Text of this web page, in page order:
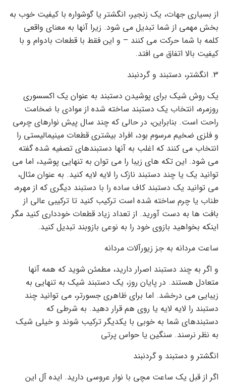
از بسیاری جهات، یک زنجیر، انگشتر یا گوشواره با کیفیت خوب به
بخش مهمی از شما تبدیل می شود. زیرا آنها به معنای واقعی
کلمه با شما حرکت می کنند – و این فقط با قطعات بادوام و با
کیفیت بالا اتفاق می افتد.
3. انگشتر، دستبند و گردنبند
یک روش شیک برای پوشیدن دستبند به عنوان یک اکسسوری
روزمره، انتخاب یک دستبند ساخته شده از موادی با ضخامت
راحت است. بنابراین، در حالی که چند سال پیش نوارهای چرمی
و فلزی ضخیم مرسوم بود، افراد بیشتری قطعات مینیمالیستی را
انتخاب می کنند که اغلب به آنها دستبندهای تصفیه شده گفته
می شود. این تکه های زیبا را می توان به تنهایی پوشید، اما می
توانید یک یا چند دستبند نازک را لایه لایه کنید. به عنوان مثال،
می توانید یک دستبند کاف ساده را با دستبند دیگری که از مهره،
طناب یا چرم ساخته شده است ترکیب کنید تا ترکیبی عالی از
بافت ها به دست آورید. از تعداد زیاد قطعات خودداری کنید مگر
اینکه بخواهید بازوی خود را به نوعی بازوبند تبدیل کنید.
ساعت مردانه به جز زیورآلات مردانه
و اگر به چند دستبند اصرار دارید، مطمئن شوید که همه آنها
متعادل هستند. در پایان روز، یک دستبند شیک به تنهایی به
زیبایی می درخشد. اما برای ظاهری جسورتر، می توانید چند
دستبند را لایه لایه یا روی هم قرار دهید. به شرطی که
دستبندهای شما به خوبی با یکدیگر ترکیب شوند و خیلی شیک
به نظر نرسند. سنگین یا حواس پرتی
انگشتر و دستبند و گردنبند
اگر از قبل یک ساعت مچی با نوار عروسی دارید. ایده آل این